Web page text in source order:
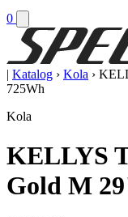
0
| Katalog › Kola ›
725Wh
Kola
KELLYS
Gold M